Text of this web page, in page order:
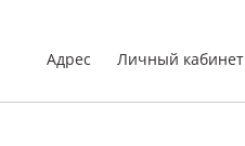
Адрес Личный кабинет